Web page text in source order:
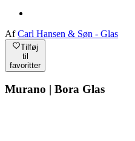
AfCarl Hansen & Søn - Glas
Tilføj
til
favoritter
Murano | Bora Glas